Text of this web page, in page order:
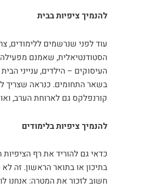
להנמיך ציפיות בבית
עוד לפני שנרשמים ללימודים,
הסטודנטיאלית, שאמנם
העיסוקים – הילדים, ענייני
בשאר התחומים. כנראה שצריך
קורנפלקס גם לארוחת הערב,
להנמיך ציפיות בלימודים
חשוב לזכור את המטרה: אנחנו